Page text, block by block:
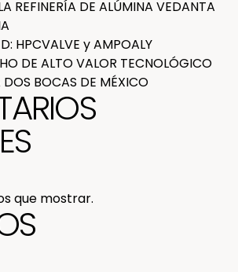
REFINERÍA DE ALÚMINA VEDANTA
HPCVALVE y AMPOALY
DE ALTO VALOR TECNOLÓGICO
DOS BOCAS DE MÉXICO
que mostrar.